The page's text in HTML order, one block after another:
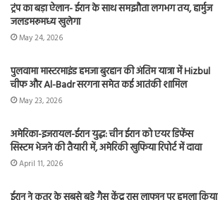
ट्रंप का बड़ा ऐलान- ईरान के साथ समझौता लगभग तय, हार्मुज
जलडमरूमध्य खुलेगा
May 24, 2026
पुलवामा मास्टरमाइंड हमजा बुरहान की अंतिम यात्रा में Hizbul
चीफ और Al-Badr सरगना समेत कई आतंकी शामिल
May 23, 2026
अमेरिका-इजरायल-ईरान युद्ध: चीन ईरान को एयर डिफेंस
सिस्टम भेजने की तैयारी में, अमेरिकी खुफिया रिपोर्ट में दावा
April 11, 2026